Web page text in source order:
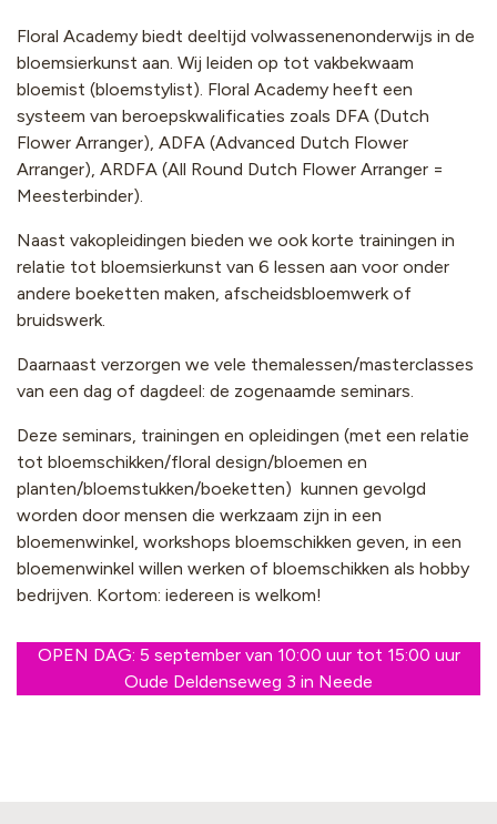
Floral Academy biedt deeltijd volwassenenonderwijs in de
bloemsierkunst aan. Wij leiden op tot vakbekwaam
bloemist (bloemstylist). Floral Academy heeft een
systeem van beroepskwalificaties zoals DFA (Dutch
Flower Arranger), ADFA (Advanced Dutch Flower
Arranger), ARDFA (All Round Dutch Flower Arranger =
Meesterbinder).
Naast vakopleidingen bieden we ook korte trainingen in
relatie tot bloemsierkunst van 6 lessen aan voor onder
andere boeketten maken, afscheidsbloemwerk of
bruidswerk.
Daarnaast verzorgen we vele themalessen/masterclasses
van een dag of dagdeel: de zogenaamde seminars.
Deze seminars, trainingen en opleidingen (met een relatie
tot bloemschikken/floral design/bloemen en
planten/bloemstukken/boeketten) kunnen gevolgd
worden door mensen die werkzaam zijn in een
bloemenwinkel, workshops bloemschikken geven, in een
bloemenwinkel willen werken of bloemschikken als hobby
bedrijven. Kortom: iedereen is welkom!
OPEN DAG: 5 september van 10:00 uur tot 15:00 uur
Oude Deldenseweg 3 in Neede